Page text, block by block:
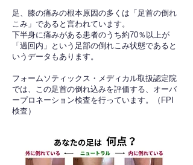
足、膝の痛みの根本原因の多くは「足首の倒れ
こみ」であると言われています。
下半身に痛みがある患者のうち約70％以上が
「過回内」という足部の倒れこみ状態であると
いうデータもあります。
フォームソティックス・メディカル取扱認定院
では、この足首の倒れ込みを評価する、オーバ
ープロネーション検査を行っています。（FPI
検査）​